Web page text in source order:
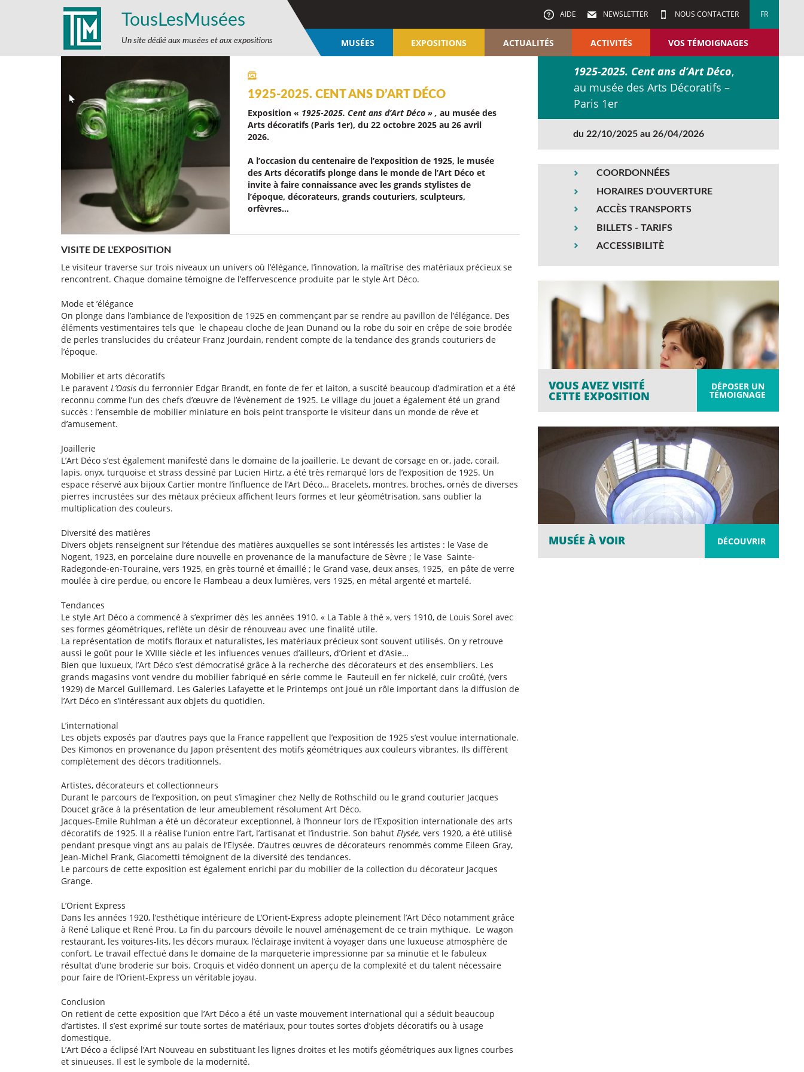
TousLesMusées
Un site dédié aux musées et aux expositions
AIDE NEWSLETTER NOUS CONTACTER FR
MUSÉES EXPOSITIONS ACTUALITÉS ACTIVITÉS VOS TÉMOIGNAGES
1925-2025. CENT ANS D’ART DÉCO
Exposition « 1925-2025. Cent ans d’Art Déco » , au musée des
Arts décoratifs (Paris 1er), du 22 octobre 2025 au 26 avril
2026.
A l’occasion du centenaire de l’exposition de 1925, le musée
des Arts décoratifs plonge dans le monde de l’Art Déco et
invite à faire connaissance avec les grands stylistes de
l’époque, décorateurs, grands couturiers, sculpteurs,
orfèvres…
VISITE DE L'EXPOSITION
Le visiteur traverse sur trois niveaux un univers où l’élégance, l’innovation, la maîtrise des matériaux précieux se
rencontrent. Chaque domaine témoigne de l’effervescence produite par le style Art Déco.
Mode et ’élégance
On plonge dans l’ambiance de l’exposition de 1925 en commençant par se rendre au pavillon de l’élégance. Des
éléments vestimentaires tels que le chapeau cloche de Jean Dunand ou la robe du soir en crêpe de soie brodée
de perles translucides du créateur Franz Jourdain, rendent compte de la tendance des grands couturiers de
l’époque.
Mobilier et arts décoratifs
Le paravent L’Oasis du ferronnier Edgar Brandt, en fonte de fer et laiton, a suscité beaucoup d’admiration et a été
reconnu comme l’un des chefs d’œuvre de l’évènement de 1925. Le village du jouet a également été un grand
succès : l’ensemble de mobilier miniature en bois peint transporte le visiteur dans un monde de rêve et
d’amusement.
Joaillerie
L’Art Déco s’est également manifesté dans le domaine de la joaillerie. Le devant de corsage en or, jade, corail,
lapis, onyx, turquoise et strass dessiné par Lucien Hirtz, a été très remarqué lors de l’exposition de 1925. Un
espace réservé aux bijoux Cartier montre l’influence de l’Art Déco… Bracelets, montres, broches, ornés de diverses
pierres incrustées sur des métaux précieux affichent leurs formes et leur géométrisation, sans oublier la
multiplication des couleurs.
Diversité des matières
Divers objets renseignent sur l’étendue des matières auxquelles se sont intéressés les artistes : le Vase de
Nogent, 1923, en porcelaine dure nouvelle en provenance de la manufacture de Sèvre ; le Vase Sainte-
Radegonde-en-Touraine, vers 1925, en grès tourné et émaillé ; le Grand vase, deux anses, 1925, en pâte de verre
moulée à cire perdue, ou encore le Flambeau a deux lumières, vers 1925, en métal argenté et martelé.
Tendances
Le style Art Déco a commencé à s’exprimer dès les années 1910. « La Table à thé », vers 1910, de Louis Sorel avec
ses formes géométriques, reflète un désir de rénouveau avec une finalité utile.
La représentation de motifs floraux et naturalistes, les matériaux précieux sont souvent utilisés. On y retrouve
aussi le goût pour le XVIIIe siècle et les influences venues d’ailleurs, d’Orient et d’Asie…
Bien que luxueux, l’Art Déco s’est démocratisé grâce à la recherche des décorateurs et des ensembliers. Les
grands magasins vont vendre du mobilier fabriqué en série comme le Fauteuil en fer nickelé, cuir croûté, (vers
1929) de Marcel Guillemard. Les Galeries Lafayette et le Printemps ont joué un rôle important dans la diffusion de
l’Art Déco en s’intéressant aux objets du quotidien.
L’international
Les objets exposés par d’autres pays que la France rappellent que l’exposition de 1925 s’est voulue internationale.
Des Kimonos en provenance du Japon présentent des motifs géométriques aux couleurs vibrantes. Ils diffèrent
complètement des décors traditionnels.
Artistes, décorateurs et collectionneurs
Durant le parcours de l’exposition, on peut s’imaginer chez Nelly de Rothschild ou le grand couturier Jacques
Doucet grâce à la présentation de leur ameublement résolument Art Déco.
Jacques-Emile Ruhlman a été un décorateur exceptionnel, à l’honneur lors de l’Exposition internationale des arts
décoratifs de 1925. Il a réalise l’union entre l’art, l’artisanat et l’industrie. Son bahut Elysée, vers 1920, a été utilisé
pendant presque vingt ans au palais de l’Elysée. D’autres œuvres de décorateurs renommés comme Eileen Gray,
Jean-Michel Frank, Giacometti témoignent de la diversité des tendances.
Le parcours de cette exposition est également enrichi par du mobilier de la collection du décorateur Jacques
Grange.
L’Orient Express
Dans les années 1920, l’esthétique intérieure de L’Orient-Express adopte pleinement l’Art Déco notamment grâce
à René Lalique et René Prou. La fin du parcours dévoile le nouvel aménagement de ce train mythique. Le wagon
restaurant, les voitures-lits, les décors muraux, l’éclairage invitent à voyager dans une luxueuse atmosphère de
confort. Le travail effectué dans le domaine de la marqueterie impressionne par sa minutie et le fabuleux
résultat d’une broderie sur bois. Croquis et vidéo donnent un aperçu de la complexité et du talent nécessaire
pour faire de l’Orient-Express un véritable joyau.
Conclusion
On retient de cette exposition que l’Art Déco a été un vaste mouvement international qui a séduit beaucoup
d’artistes. Il s’est exprimé sur toute sortes de matériaux, pour toutes sortes d’objets décoratifs ou à usage
domestique.
L’Art Déco a éclipsé l’Art Nouveau en substituant les lignes droites et les motifs géométriques aux lignes courbes
et sinueuses. Il est le symbole de la modernité.
1925-2025. Cent ans d’Art Déco,
au musée des Arts Décoratifs –
Paris 1er
du 22/10/2025 au 26/04/2026
COORDONNÉES
HORAIRES D'OUVERTURE
ACCÈS TRANSPORTS
BILLETS - TARIFS
ACCESSIBILITÈ
DÉPOSER UN
TÉMOIGNAGE
VOUS AVEZ VISITÉ
CETTE EXPOSITION
DÉCOUVRIR
MUSÉE À VOIR